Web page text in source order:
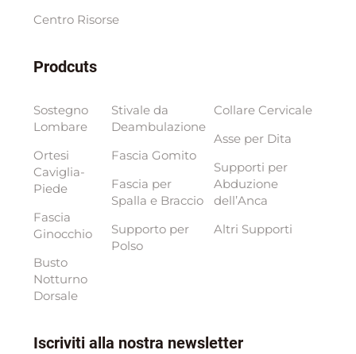
Centro Risorse
Prodcuts
Sostegno
Lombare
Ortesi
Caviglia-
Piede
Fascia
Ginocchio
Busto
Notturno
Dorsale
Stivale da
Deambulazione
Fascia Gomito
Fascia per
Spalla e Braccio
Supporto per
Polso
Collare Cervicale
Asse per Dita
Supporti per
Abduzione
dell’Anca
Altri Supporti
Iscriviti alla nostra newsletter